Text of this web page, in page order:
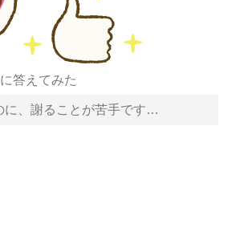
答えてみた
に、謝ることが苦手です…